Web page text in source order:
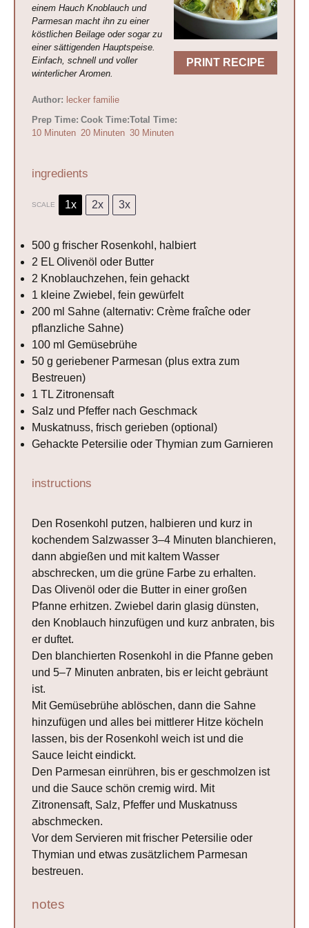
PRINT RECIPE
einem Hauch Knoblauch und
Parmesan macht ihn zu einer
köstlichen Beilage oder sogar zu
einer sättigenden Hauptspeise.
Einfach, schnell und voller
winterlicher Aromen.
Author: lecker familie
Prep Time:
10 Minuten
Cook Time:
20 Minuten
Total Time:
30 Minuten
ingredients
SCALE 1x 2x 3x
500 g frischer Rosenkohl, halbiert
2 EL Olivenöl oder Butter
2 Knoblauchzehen, fein gehackt
1 kleine Zwiebel, fein gewürfelt
200 ml Sahne (alternativ: Crème fraîche oder
pflanzliche Sahne)
100 ml Gemüsebrühe
50 g geriebener Parmesan (plus extra zum
Bestreuen)
1 TL Zitronensaft
Salz und Pfeffer nach Geschmack
Muskatnuss, frisch gerieben (optional)
Gehackte Petersilie oder Thymian zum Garnieren
instructions
Den Rosenkohl putzen, halbieren und kurz in
kochendem Salzwasser 3–4 Minuten blanchieren,
dann abgießen und mit kaltem Wasser
abschrecken, um die grüne Farbe zu erhalten.
Das Olivenöl oder die Butter in einer großen
Pfanne erhitzen. Zwiebel darin glasig dünsten,
den Knoblauch hinzufügen und kurz anbraten, bis
er duftet.
Den blanchierten Rosenkohl in die Pfanne geben
und 5–7 Minuten anbraten, bis er leicht gebräunt
ist.
Mit Gemüsebrühe ablöschen, dann die Sahne
hinzufügen und alles bei mittlerer Hitze köcheln
lassen, bis der Rosenkohl weich ist und die
Sauce leicht eindickt.
Den Parmesan einrühren, bis er geschmolzen ist
und die Sauce schön cremig wird. Mit
Zitronensaft, Salz, Pfeffer und Muskatnuss
abschmecken.
Vor dem Servieren mit frischer Petersilie oder
Thymian und etwas zusätzlichem Parmesan
bestreuen.
notes